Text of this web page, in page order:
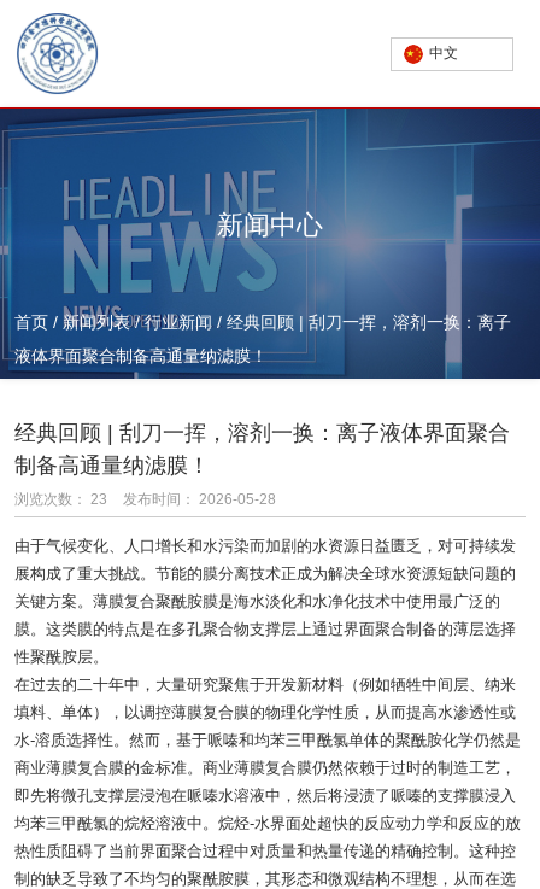
中文
新闻中心
首页 / 新闻列表 /行业新闻 / 经典回顾 | 刮刀一挥，溶剂一换：离子
液体界面聚合制备高通量纳滤膜！
经典回顾 | 刮刀一挥，溶剂一换：离子液体界面聚合
制备高通量纳滤膜！
浏览次数： 23 发布时间： 2026-05-28
由于气候变化、人口增长和水污染而加剧的水资源日益匮乏，对可持续发
展构成了重大挑战。节能的膜分离技术正成为解决全球水资源短缺问题的
关键方案。薄膜复合聚酰胺膜是海水淡化和水净化技术中使用最广泛的
膜。这类膜的特点是在多孔聚合物支撑层上通过界面聚合制备的薄层选择
性聚酰胺层。
在过去的二十年中，大量研究聚焦于开发新材料（例如牺牲中间层、纳米
填料、单体），以调控薄膜复合膜的物理化学性质，从而提高水渗透性或
水-溶质选择性。然而，基于哌嗪和均苯三甲酰氯单体的聚酰胺化学仍然是
商业薄膜复合膜的金标准。商业薄膜复合膜仍然依赖于过时的制造工艺，
即先将微孔支撑层浸泡在哌嗪水溶液中，然后将浸渍了哌嗪的支撑膜浸入
均苯三甲酰氯的烷烃溶液中。烷烃-水界面处超快的反应动力学和反应的放
热性质阻碍了当前界面聚合过程中对质量和热量传递的精确控制。这种控
制的缺乏导致了不均匀的聚酰胺膜，其形态和微观结构不理想，从而在选